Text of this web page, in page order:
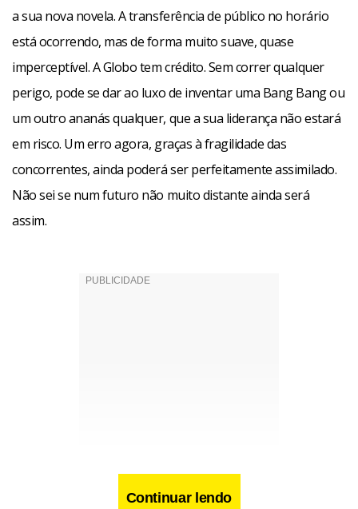
a sua nova novela. A transferência de público no horário
está ocorrendo, mas de forma muito suave, quase
imperceptível. A Globo tem crédito. Sem correr qualquer
perigo, pode se dar ao luxo de inventar uma Bang Bang ou
um outro ananás qualquer, que a sua liderança não estará
em risco. Um erro agora, graças à fragilidade das
concorrentes, ainda poderá ser perfeitamente assimilado.
Não sei se num futuro não muito distante ainda será
assim.
Continuar lendo